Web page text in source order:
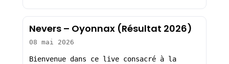
Nevers – Oyonnax (Résultat 2026)
08 mai 2026
Bienvenue dans ce live consacré à la